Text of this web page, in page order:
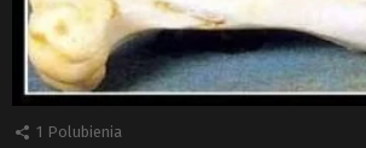
1 Polubienia